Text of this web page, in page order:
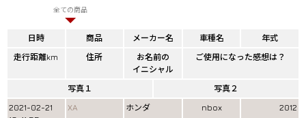
全ての商品
日時 商品 メーカー名 車種名
年式
走行距離km
住所
お名前の
イニシャル
ご使用になった感想は？
写真１
写真２
2021-02-21
XA ホンダ nbox 2012